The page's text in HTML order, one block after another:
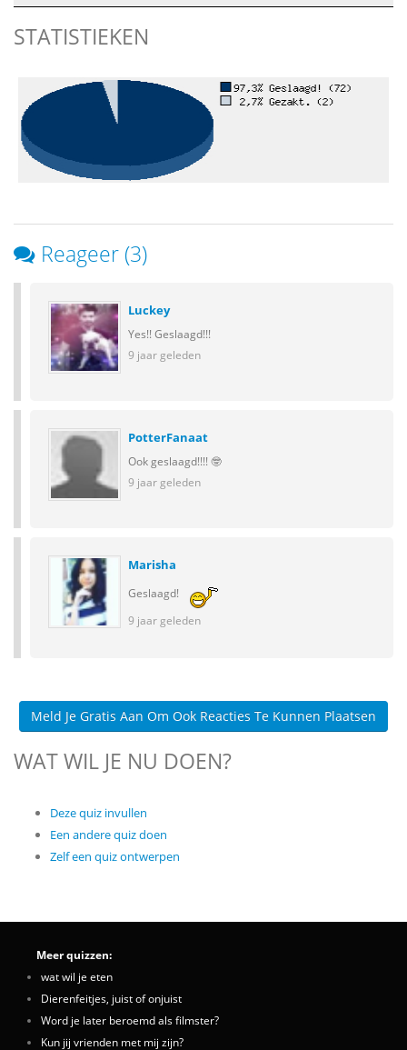
STATISTIEKEN
Reageer (3)
Luckey
Yes!! Geslaagd!!!
9 jaar geleden
PotterFanaat
Ook geslaagd!!!! 🤓
9 jaar geleden
Marisha
Geslaagd!
9 jaar geleden
Meld Je Gratis Aan Om Ook Reacties Te Kunnen Plaatsen
WAT WIL JE NU DOEN?
Deze quiz invullen
Een andere quiz doen
Zelf een quiz ontwerpen
Meer quizzen:
wat wil je eten
Dierenfeitjes, juist of onjuist
Word je later beroemd als filmster?
Kun jij vrienden met mij zijn?